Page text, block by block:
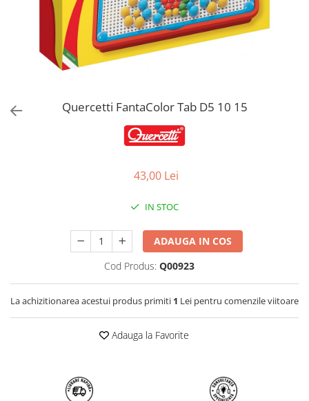
Consultanta Instalare
Jucarii de Sortare
Jucarii de tras
Jucarii din plus
Jucarii muzicale
PAPUSI
Quercetti FantaColor Tab D5 10 15
43,00 Lei
IN STOC
ADAUGA IN COS
Cod Produs: Q00923
La achizitionarea acestui produs primiti 1 Lei pentru comenzile viitoare
Adauga la Favorite